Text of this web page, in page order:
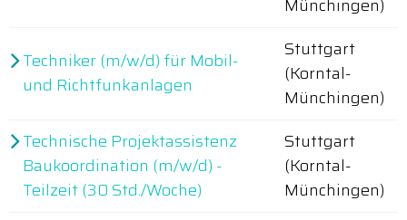
Münchingen)
Techniker (m/w/d) für Mobil-
und Richtfunkanlagen
Stuttgart
(Korntal-
Münchingen)
Technische Projektassistenz
Baukoordination (m/w/d) -
Teilzeit (30 Std./Woche)
Stuttgart
(Korntal-
Münchingen)